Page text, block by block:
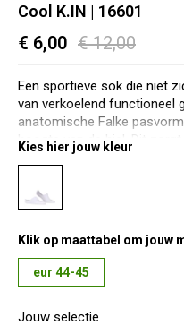
Cool K.IN | 16601
€ 12,00
€ 6,00
Een sportieve sok die niet
van verkoelend functioneel
anatomische Falke
hoogte van de hiel. Dit
zool en de hoge
Kies hier jouw kleur
Klik op maattabel om jouw
eur 44-45
Jouw selectie